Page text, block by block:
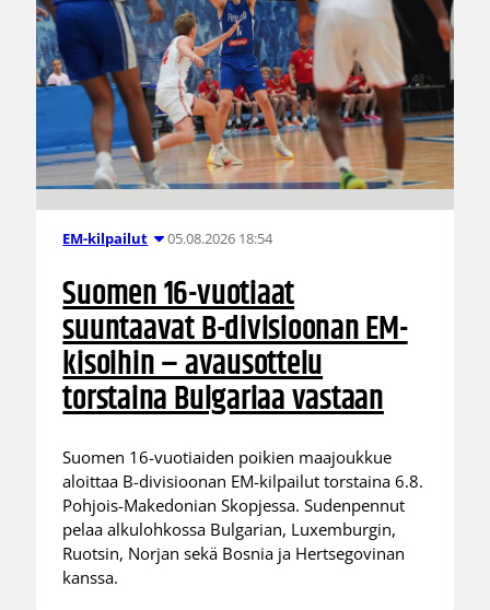
EM-kilpailut 05.08.2026 18:54
Suomen 16-vuotiaat
suuntaavat B-divisioonan EM-
kisoihin – avausottelu
torstaina Bulgariaa vastaan
Suomen 16-vuotiaiden poikien maajoukkue
aloittaa B-divisioonan EM-kilpailut torstaina 6.8.
Pohjois-Makedonian Skopjessa. Sudenpennut
pelaa alkulohkossa Bulgarian, Luxemburgin,
Ruotsin, Norjan sekä Bosnia ja Hertsegovinan
kanssa.